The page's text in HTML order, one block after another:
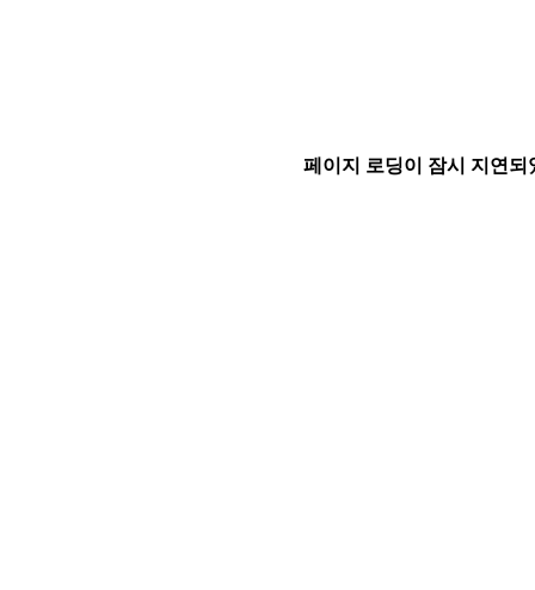
페이지 로딩이 잠시 지연